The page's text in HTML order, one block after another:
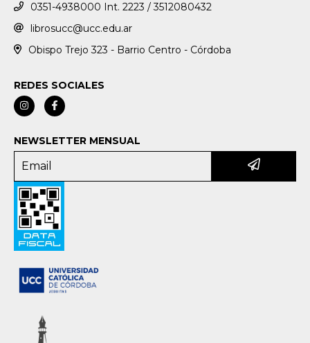
0351-4938000 Int. 2223 / 3512080432
librosucc@ucc.edu.ar
Obispo Trejo 323 - Barrio Centro - Córdoba
REDES SOCIALES
NEWSLETTER MENSUAL